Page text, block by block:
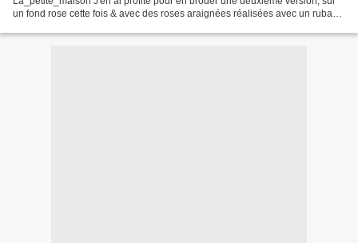
un fond rose cette fois & avec des roses araignées réalisées avec un ruban